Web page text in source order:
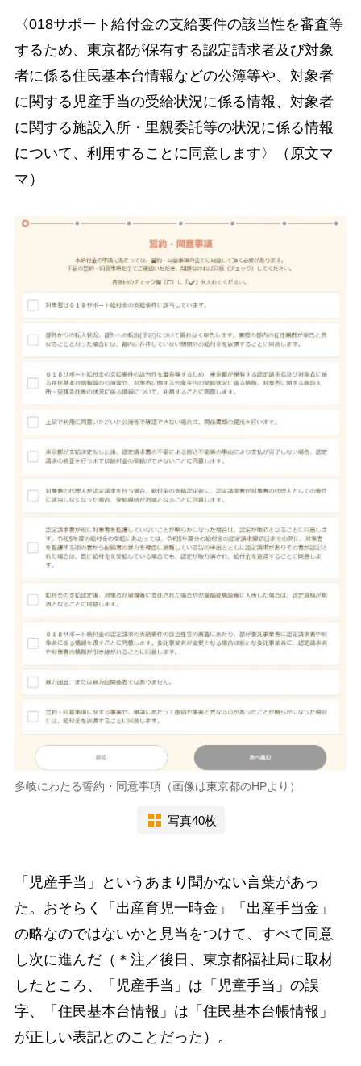
〈018サポート給付金の支給要件の該当性を審査等
するため、東京都が保有する認定請求者及び対象
者に係る住民基本台情報などの公簿等や、対象者
に関する児産手当の受給状況に係る情報、対象者
に関する施設入所・里親委託等の状況に係る情報
について、利用することに同意します〉（原文マ
マ）
多岐にわたる誓約・同意事項（画像は東京都のHPより）
写真40枚
「児産手当」というあまり聞かない言葉があっ
た。おそらく「出産育児一時金」「出産手当金」
の略なのではないかと見当をつけて、すべて同意
し次に進んだ（＊注／後日、東京都福祉局に取材
したところ、「児産手当」は「児童手当」の誤
字、「住民基本台情報」は「住民基本台帳情報」
が正しい表記とのことだった）。